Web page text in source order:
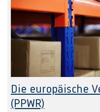
Die europäische
(PPWR)